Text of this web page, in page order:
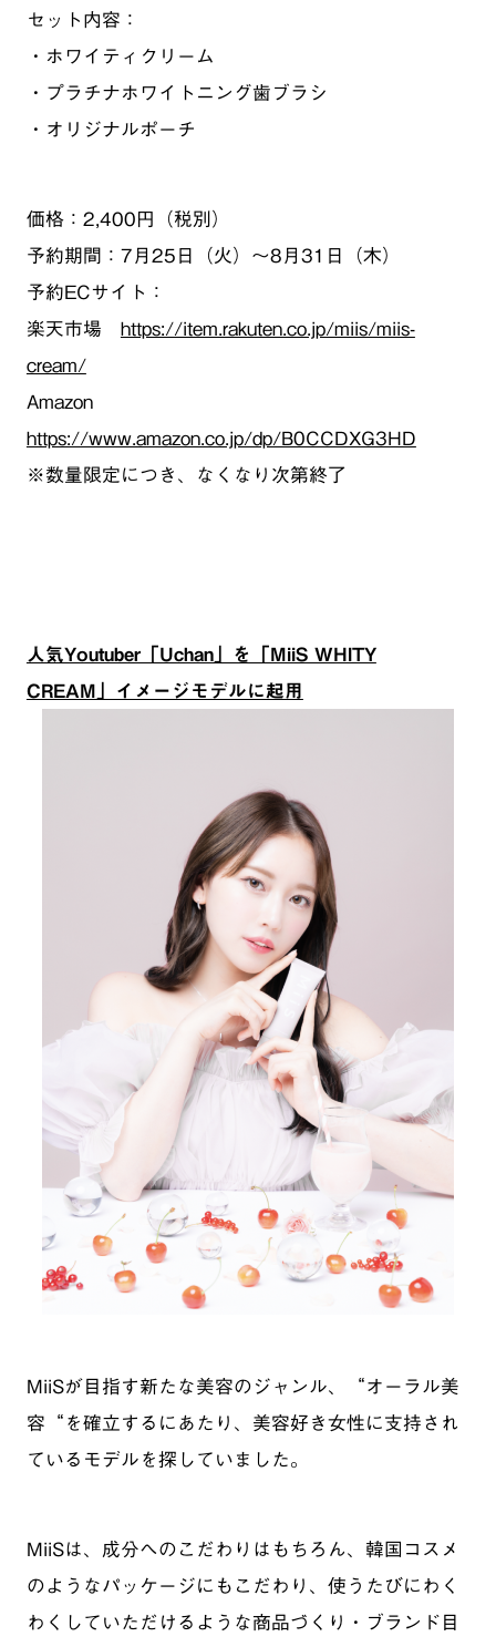
セット内容：
・ホワイティクリーム
・プラチナホワイトニング歯ブラシ
・オリジナルポーチ
価格：2,400円（税別）
予約期間：7月25日（火）〜8月31日（木）
予約ECサイト：
楽天市場 https://item.rakuten.co.jp/miis/miis-
cream/
Amazon
https://www.amazon.co.jp/dp/B0CCDXG3HD
※数量限定につき、なくなり次第終了
人気Youtuber「Uchan」を「MiiS WHITY
CREAM」イメージモデルに起用
MiiSが目指す新たな美容のジャンル、“オーラル美
容“を確立するにあたり、美容好き女性に支持され
ているモデルを探していました。
MiiSは、成分へのこだわりはもちろん、韓国コスメ
のようなパッケージにもこだわり、使うたびにわく
わくしていただけるような商品づくり・ブランド目